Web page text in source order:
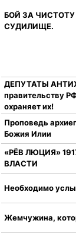
БОЙ ЗА
СУДИЛИЩЕ.
ДЕПУТАТЫ
правительству
охраняет их!
Проповедь
Божия Илии
«РЁВ ЛЮЦИЯ»
ВЛАСТИ
Необходимо
Жемчужина,